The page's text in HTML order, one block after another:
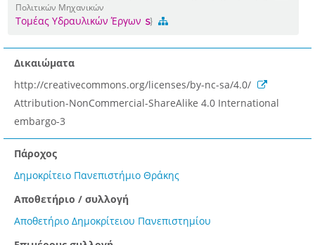
Πολιτικών Μηχανικών
Τομέας Υδραυλικών Έργων
Δικαιώματα
http://creativecommons.org/licenses/by-nc-sa/4.0/
Attribution-NonCommercial-ShareAlike 4.0 International
embargo-3
Πάροχος
Δημοκρίτειο Πανεπιστήμιο Θράκης
Αποθετήριο / συλλογή
Αποθετήριο Δημοκρίτειου Πανεπιστημίου